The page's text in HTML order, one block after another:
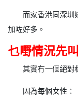
而家香港同深圳
加咗好多。
乜嘢情況先
其實冇一個絕對
因為每個女性：